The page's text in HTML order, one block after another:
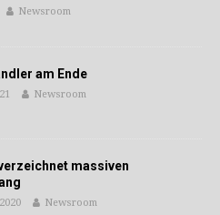
Newsroom
am Ende
Newsroom
massiven
Newsroom